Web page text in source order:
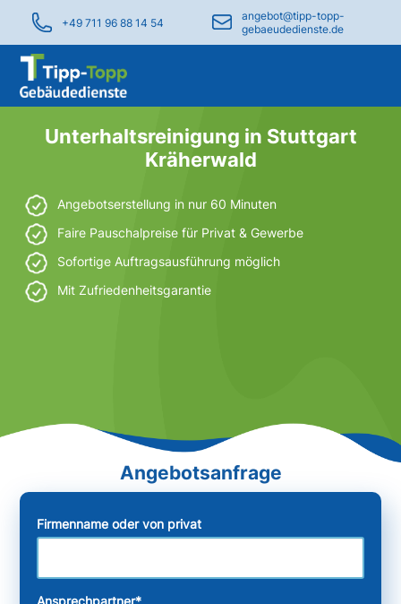
+49 711 96 88 14 54
angebot@tipp-topp-
gebaeudedienste.de
Unterhaltsreinigung in Stuttgart
Kräherwald
Angebotserstellung in nur 60 Minuten
Faire Pauschalpreise für Privat & Gewerbe
Sofortige Auftragsausführung möglich
Mit Zufriedenheitsgarantie
Firmenname oder von privat
Ansprechpartner*